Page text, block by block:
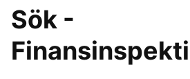
Sök -